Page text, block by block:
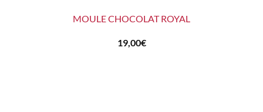
MOULE CHOCOLAT ROYAL
19,00€